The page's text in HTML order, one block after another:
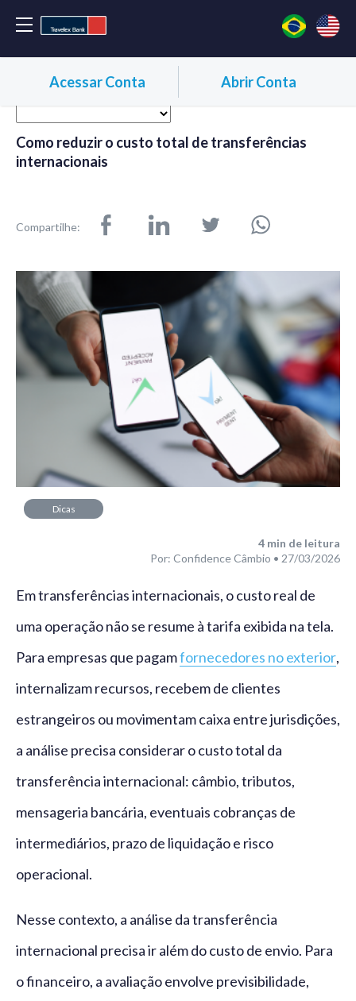
Acessar Conta Abrir Conta
Como reduzir o custo total de transferências
internacionais
Compartilhe:
Dicas
4 min de leitura
Por: Confidence Câmbio • 27/03/2026
Em transferências internacionais, o custo real de
uma operação não se resume à tarifa exibida na tela.
Para empresas que pagamfornecedores no exterior,
internalizam recursos, recebem de clientes
estrangeiros ou movimentam caixa entre jurisdições,
a análise precisa considerar o custo total da
transferência internacional: câmbio, tributos,
mensageria bancária, eventuais cobranças de
intermediários, prazo de liquidação e risco
operacional.
Nesse contexto, a análise da transferência
internacional precisa ir além do custo de envio. Para
o financeiro, a avaliação envolve previsibilidade,